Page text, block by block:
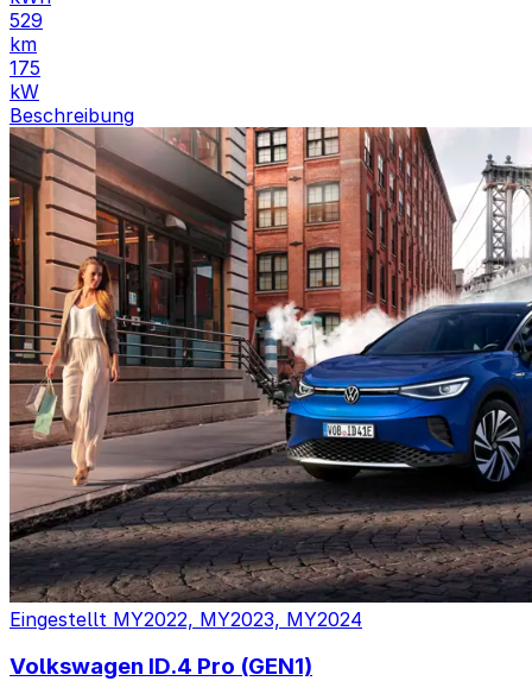
529
km
175
kW
Beschreibung
Eingestellt MY2022, MY2023, MY2024
Volkswagen ID.4 Pro (GEN1)